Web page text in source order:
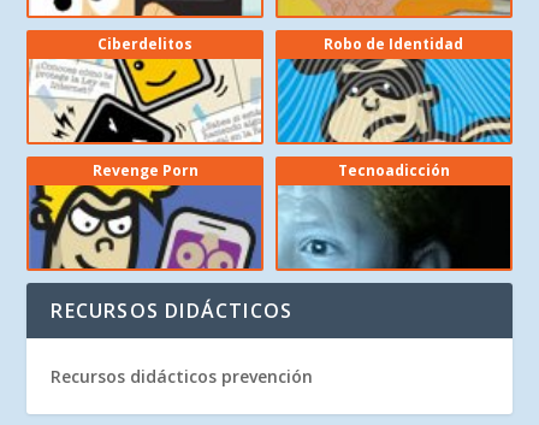
Ciberdelitos Robo de Identidad
Revenge Porn Tecnoadicción
RECURSOS DIDÁCTICOS
Recursos didácticos prevención